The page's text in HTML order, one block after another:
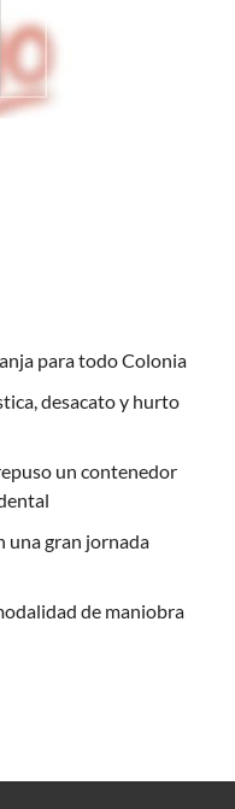
para todo Colonia
desacato y hurto
un contenedor
una gran jornada
de maniobra